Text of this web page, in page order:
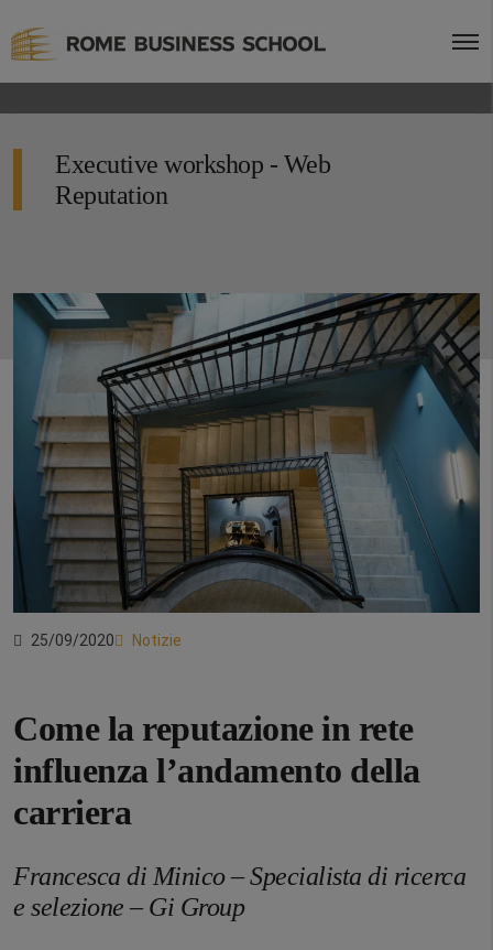
Executive workshop - Web
Reputation
25/09/2020 Notizie
Come la reputazione in rete
influenza l’andamento della
carriera
Francesca di Minico – Specialista di ricerca
e selezione – Gi Group